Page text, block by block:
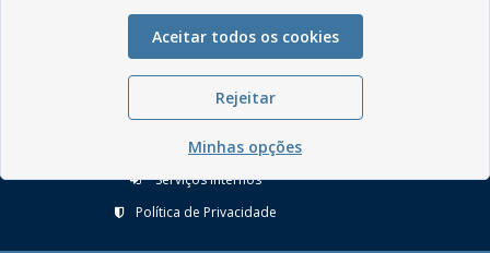
Mapa do Site
Perguntas frequentes
Manual de Navegação
Ouvidoria
Serviços Internos
Política de Privacidade
Aceitar todos os cookies
Rejeitar
Minhas opções